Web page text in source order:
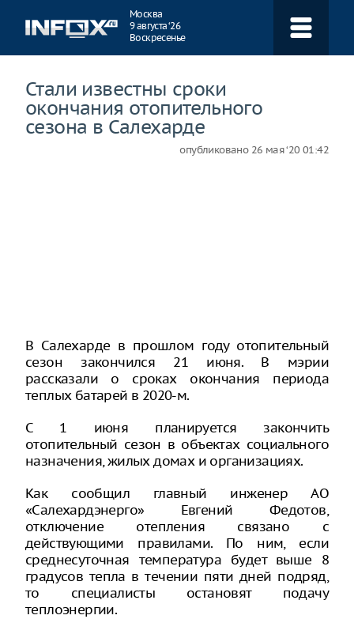
Москва
9 августа ‘26
Воскресенье
Стали известны сроки
окончания отопительного
сезона в Салехарде
опубликовано 26 мая ‘20 01:42
В Салехарде в прошлом году отопительный
сезон закончился 21 июня. В мэрии
рассказали о сроках окончания периода
теплых батарей в 2020-м.
С 1 июня планируется закончить
отопительный сезон в объектах социального
назначения, жилых домах и организациях.
Как сообщил главный инженер АО
«Салехардэнерго» Евгений Федотов,
отключение отепления связано с
действующими правилами. По ним, если
среднесуточная температура будет выше 8
градусов тепла в течении пяти дней подряд,
то специалисты остановят подачу
теплоэнергии.